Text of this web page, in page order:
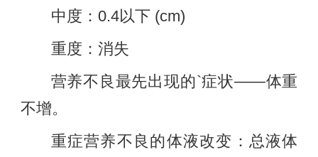
中度：0.4以下 (cm)
重度：消失
营养不良最先出现的`症状——体重
不增。
重症营养不良的体液改变：总液体